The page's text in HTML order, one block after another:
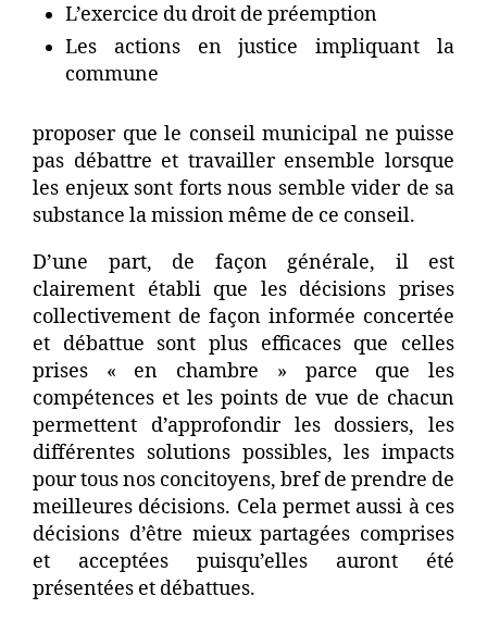
L’exercice du droit de préemption
Les actions en justice impliquant la
commune
proposer que le conseil municipal ne puisse
pas débattre et travailler ensemble lorsque
les enjeux sont forts nous semble vider de sa
substance la mission même de ce conseil.
D’une part, de façon générale, il est
clairement établi que les décisions prises
collectivement de façon informée concertée
et débattue sont plus efficaces que celles
prises « en chambre » parce que les
compétences et les points de vue de chacun
permettent d’approfondir les dossiers, les
différentes solutions possibles, les impacts
pour tous nos concitoyens, bref de prendre de
meilleures décisions. Cela permet aussi à ces
décisions d’être mieux partagées comprises
et acceptées puisqu’elles auront été
présentées et débattues.